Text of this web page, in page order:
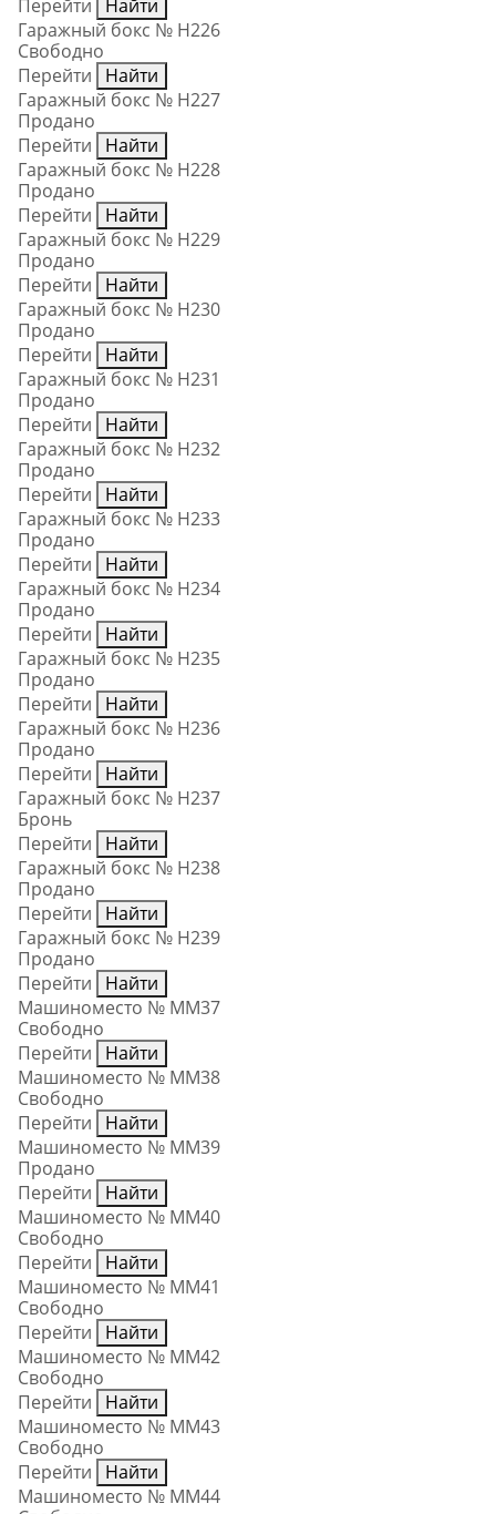
Перейти
Найти
Гаражный бокс № Н226
Свободно
Перейти
Найти
Гаражный бокс № Н227
Продано
Перейти
Найти
Гаражный бокс № Н228
Продано
Перейти
Найти
Гаражный бокс № Н229
Продано
Перейти
Найти
Гаражный бокс № Н230
Продано
Перейти
Найти
Гаражный бокс № Н231
Продано
Перейти
Найти
Гаражный бокс № Н232
Продано
Перейти
Найти
Гаражный бокс № Н233
Продано
Перейти
Найти
Гаражный бокс № Н234
Продано
Перейти
Найти
Гаражный бокс № Н235
Продано
Перейти
Найти
Гаражный бокс № Н236
Продано
Перейти
Найти
Гаражный бокс № Н237
Бронь
Перейти
Найти
Гаражный бокс № Н238
Продано
Перейти
Найти
Гаражный бокс № Н239
Продано
Перейти
Найти
Машиноместо № ММ37
Свободно
Перейти
Найти
Машиноместо № ММ38
Свободно
Перейти
Найти
Машиноместо № ММ39
Продано
Перейти
Найти
Машиноместо № ММ40
Свободно
Перейти
Найти
Машиноместо № ММ41
Свободно
Перейти
Найти
Машиноместо № ММ42
Свободно
Перейти
Найти
Машиноместо № ММ43
Свободно
Перейти
Найти
Машиноместо № ММ44